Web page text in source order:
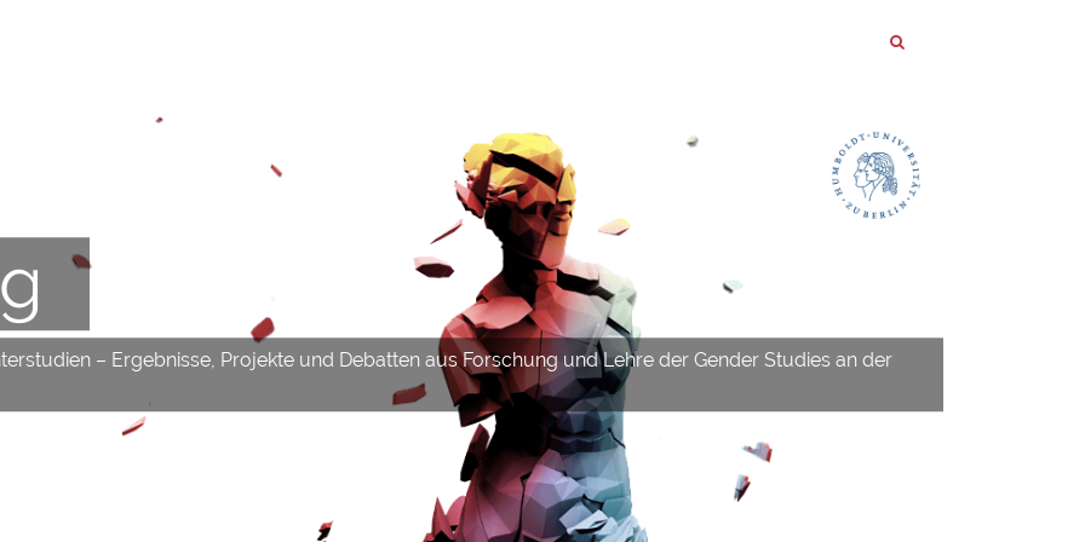
– Ergebnisse, Projekte und Debatten aus Forschung und Lehre der Gender Studies an der